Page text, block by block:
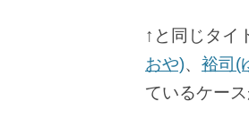
↑と同じタイ
おや)、 裕司(
ているケース